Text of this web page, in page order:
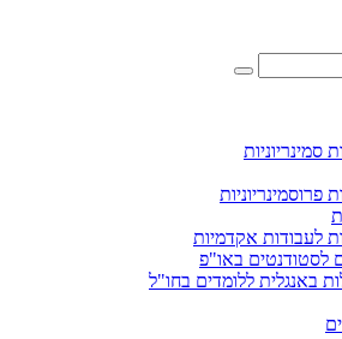
סמינריוניות
פרוסמינריוניות
לעבודות אקדמיות
לסטודנטים באו"פ
באנגלית ללומדים בחו"ל